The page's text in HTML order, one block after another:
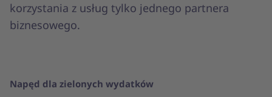
korzystania z usług tylko jednego partnera
biznesowego.
Napęd dla zielonych wydatków